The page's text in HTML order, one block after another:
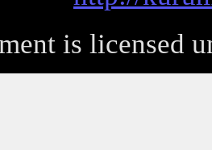
is licensed